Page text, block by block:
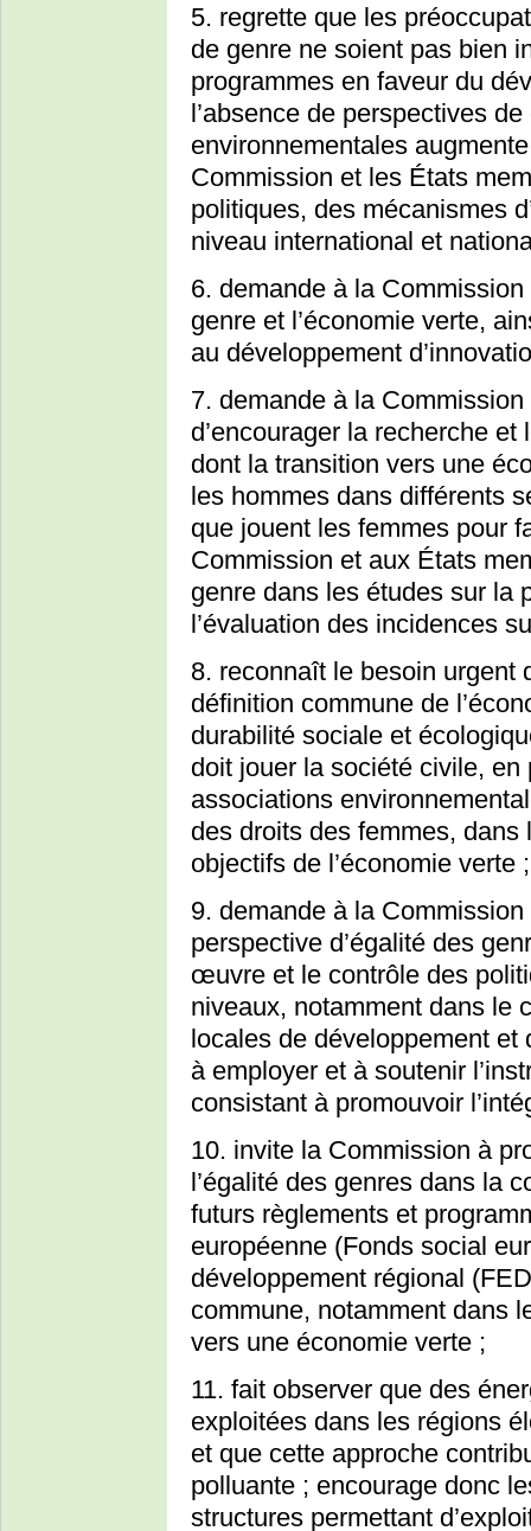
5. regrette que les
de genre ne soient pas bien
programmes en faveur du
l’absence de perspectives
environnementales
Commission et les États
politiques, des mécanismes
niveau international et
6. demande à la
genre et l’économie verte,
au développement
7. demande à la
d’encourager la recherche
dont la transition vers une
les hommes dans différents
que jouent les femmes pour
Commission et aux États
genre dans les études sur la
l’évaluation des incidences
8. reconnaît le besoin urgent
définition commune de
durabilité sociale et
doit jouer la société civile,
associations
des droits des femmes,
objectifs de l’économie verte ;
9. demande à la
perspective d’égalité des
œuvre et le contrôle des
niveaux, notamment dans le
locales de développement
à employer et à soutenir
consistant à promouvoir
10. invite la Commission à
l’égalité des genres dans la
futurs règlements et
européenne (Fonds social
développement régional
commune, notamment dans
vers une économie verte ;
11. fait observer que des
exploitées dans les régions
et que cette approche
polluante ; encourage donc
structures permettant